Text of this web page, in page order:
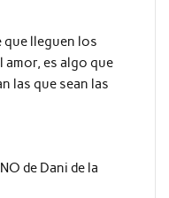
que lleguen los
amor, es algo que
las que sean las
de Dani de la